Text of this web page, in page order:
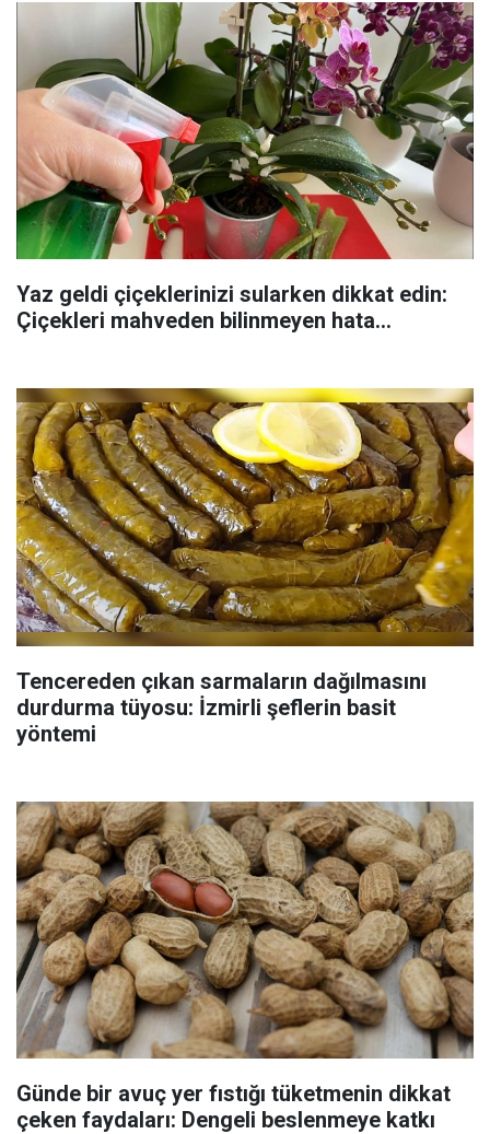
Yaz geldi çiçeklerinizi sularken dikkat edin:
Çiçekleri mahveden bilinmeyen hata...
Tencereden çıkan sarmaların dağılmasını
durdurma tüyosu: İzmirli şeflerin basit
yöntemi
Günde bir avuç yer fıstığı tüketmenin dikkat
çeken faydaları: Dengeli beslenmeye katkı